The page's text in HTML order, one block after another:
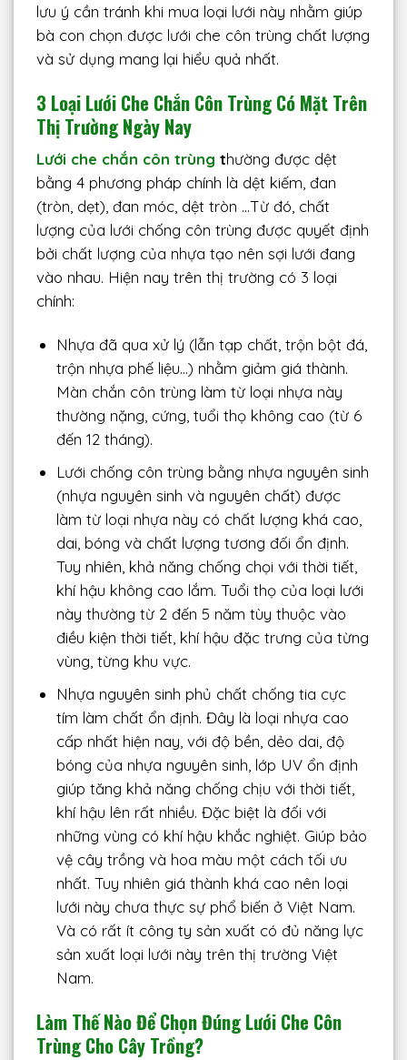
lưu ý cần tránh khi mua loại lưới này nhằm giúp
bà con chọn được lưới che côn trùng chất lượng
và sử dụng mang lại hiểu quả nhất.
3 Loại Lưới Che Chắn Côn Trùng Có Mặt Trên
Thị Trường Ngày Nay
Lưới che chắn côn trùngthường được dệt
bằng 4 phương pháp chính là dệt kiếm, đan
(tròn, dẹt), đan móc, dệt tròn …Từ đó, chất
lượng của lưới chống côn trùng được quyết định
bởi chất lượng của nhựa tạo nên sợi lưới đang
vào nhau. Hiện nay trên thị trường có 3 loại
chính:
Nhựa đã qua xử lý (lẫn tạp chất, trộn bột đá,
trộn nhựa phế liệu…) nhằm giảm giá thành.
Màn chắn côn trùng làm từ loại nhựa này
thường nặng, cứng, tuổi thọ không cao (từ 6
đến 12 tháng).
Lưới chống côn trùng bằng nhựa nguyên sinh
(nhựa nguyên sinh và nguyên chất) được
làm từ loại nhựa này có chất lượng khá cao,
dai, bóng và chất lượng tương đối ổn định.
Tuy nhiên, khả năng chống chọi với thời tiết,
khí hậu không cao lắm. Tuổi thọ của loại lưới
này thường từ 2 đến 5 năm tùy thuộc vào
điều kiện thời tiết, khí hậu đặc trưng của từng
vùng, từng khu vực.
Nhựa nguyên sinh phủ chất chống tia cực
tím làm chất ổn định. Đây là loại nhựa cao
cấp nhất hiện nay, với độ bền, dẻo dai, độ
bóng của nhựa nguyên sinh, lớp UV ổn định
giúp tăng khả năng chống chịu với thời tiết,
khí hậu lên rất nhiều. Đặc biệt là đối với
những vùng có khí hậu khắc nghiệt. Giúp bảo
vệ cây trồng và hoa màu một cách tối ưu
nhất. Tuy nhiên giá thành khá cao nên loại
lưới này chưa thực sự phổ biến ở Việt Nam.
Và có rất ít công ty sản xuất có đủ năng lực
sản xuất loại lưới này trên thị trường Việt
Nam.
Làm Thế Nào Để Chọn Đúng Lưới Che Côn
Trùng Cho Cây Trồng?